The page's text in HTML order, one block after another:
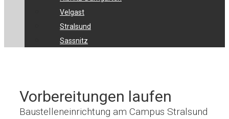
Velgast
Stralsund
Sassnitz
Vorbereitungen laufen
Baustelleneinrichtung am Campus Stralsund